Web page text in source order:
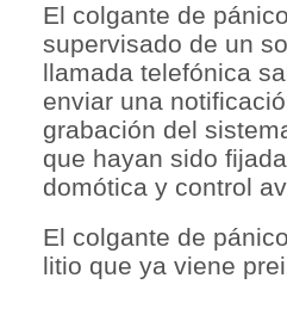
El colgante de
supervisado de un
llamada telefónica
enviar una
grabación del
que hayan sido
domótica y control
El colgante de
litio que ya viene